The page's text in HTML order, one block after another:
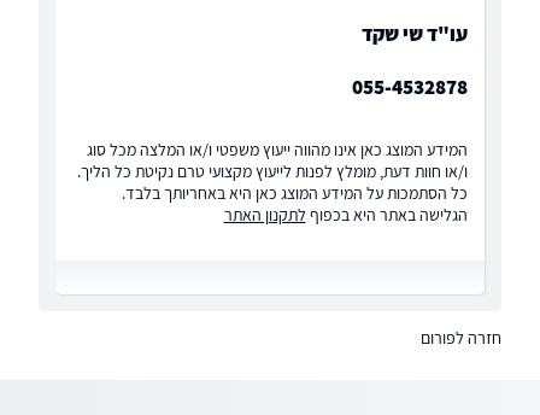
עו"ד שי שקד
055-4532878
המידע המוצג כאן אינו מהווה ייעוץ משפטי ו/או המלצה מכל סוג
ו/או חוות דעת, מומלץ לפנות לייעוץ מקצועי טרם נקיטת כל הליך.
כל הסתמכות על המידע המוצג כאן היא באחריותך בלבד.
הגלישה באתר היא בכפוף לתקנון האתר
חזרה לפורום